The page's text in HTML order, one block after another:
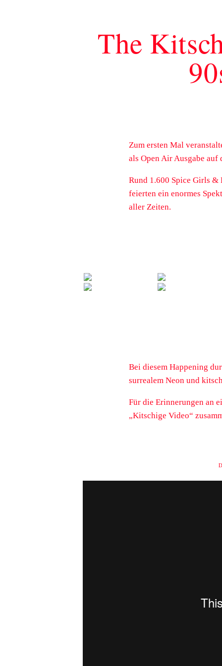
The
Zum ersten Mal
als Open Air Ausgabe auf
Rund 1.600 Spice Girls &
feierten ein enormes
aller Zeiten.
Bei diesem Happening
surrealem Neon und
Für die Erinnerungen an
„Kitschige Video“